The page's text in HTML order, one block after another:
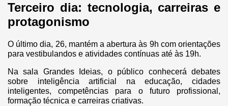
Terceiro dia: tecnologia, carreiras e
protagonismo
O último dia, 26, mantém a abertura às 9h com orientações
para vestibulandos e atividades contínuas até às 19h.
Na sala Grandes Ideias, o público conhecerá debates
sobre inteligência artificial na educação, cidades
inteligentes, competências para o futuro profissional,
formação técnica e carreiras criativas.